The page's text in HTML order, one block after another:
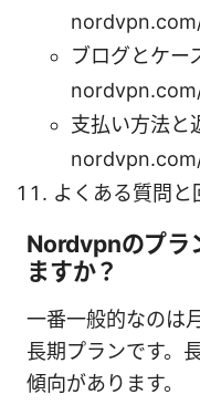
ブログとケー
支払い方法と
よくある質問と
Nordvpnのプラ
ますか？
一番一般的なのは
長期プランです。
傾向があります。